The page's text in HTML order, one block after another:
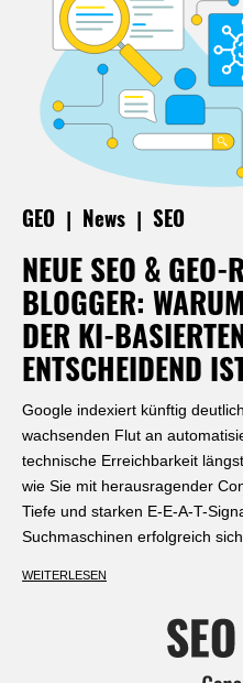
GEO News SEO
NEUE SEO & GEO-
BLOGGER:
DER KI-
ENTSCHEIDEND IST
Google indexiert künftig
wachsenden Flut an
technische Erreichbarkeit
wie Sie mit herausragender
Tiefe und starken E-E-A-T-
Suchmaschinen erfolgreich
WEITERLESEN